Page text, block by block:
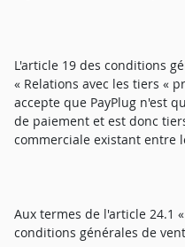
L'article 19 des conditions
« Relations avec les tiers «
accepte que PayPlug n'est
de paiement et est donc
commerciale existant entre
Aux termes de l'article 24.1
conditions générales de